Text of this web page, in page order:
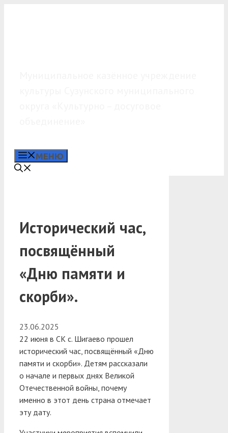
МЕНЮ
Исторический час,
посвящённый
«Дню памяти и
скорби».
23.06.2025
22 июня в СК с. Шигаево прошел
исторический час, посвящённый «Дню
памяти и скорби». Детям рассказали
о начале и первых днях Великой
Отечественной войны, почему
именно в этот день страна отмечает
эту дату.